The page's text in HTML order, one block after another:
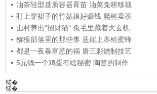
油茶轻型基质容器育苗 油菜免耕移栽
盯上穿裙子的竹姑娘好赚钱 爬树卖茶
山村养出"招财猫" 兔毛里藏着大玄机
猕猴部落里的那些事 悬崖上养殖蜜蜂
都是一夜暴富惹的祸 唐三彩烧制技艺
5元钱一个鸡蛋有啥秘密 陶笛的制作
锘�
锘�